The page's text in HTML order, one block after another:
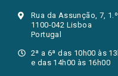
Rua da Assunção, 7,
1100-042 Lisboa
Portugal
2ª a 6ª das 10h00 às
e das 14h00 às 16h00